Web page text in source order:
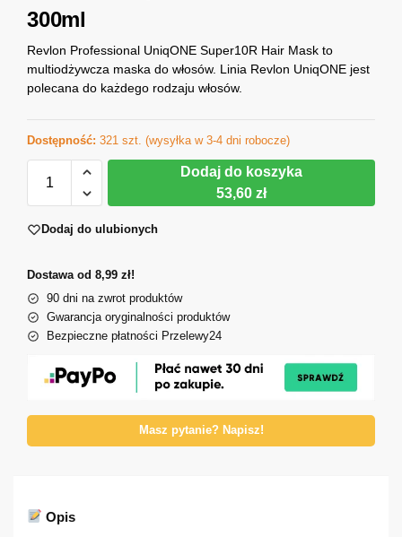
300ml
Revlon Professional UniqONE Super10R Hair Mask to
multiodżywcza maska do włosów. Linia Revlon UniqONE jest
polecana do każdego rodzaju włosów.
Dostępność: 321 szt. (wysyłka w 3-4 dni robocze)
Dodaj do koszyka
53,60 zł
Dodaj do ulubionych
Dostawa od 8,99 zł!
90 dni na zwrot produktów
Gwarancja oryginalności produktów
Bezpieczne płatności Przelewy24
Masz pytanie? Napisz!
Opis